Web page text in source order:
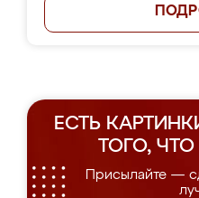
ЕСТЬ
ТОГО,
Присылайте —